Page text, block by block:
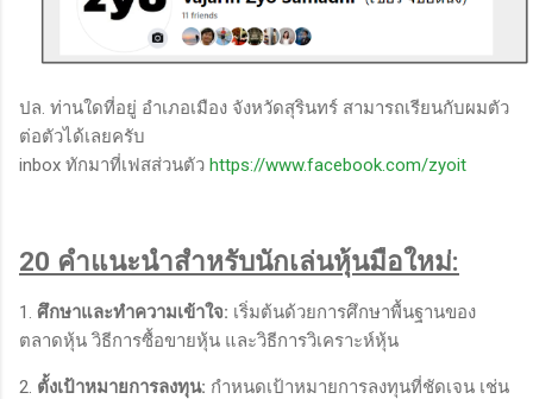
ปล. ท่านใดที่อยู่ อำเภอเมือง จังหวัดสุรินทร์ สามารถเรียนกับผมตัว
ต่อตัวได้เลยครับ
inbox ทักมาที่เฟสส่วนตัว https://www.facebook.com/zyoit
20 คำแนะนำสำหรับนักเล่นหุ้นมือใหม่:
1. ศึกษาและทำความเข้าใจ: เริ่มต้นด้วยการศึกษาพื้นฐานของ
ตลาดหุ้น วิธีการซื้อขายหุ้น และวิธีการวิเคราะห์หุ้น
2. ตั้งเป้าหมายการลงทุน: กำหนดเป้าหมายการลงทุนที่ชัดเจน เช่น